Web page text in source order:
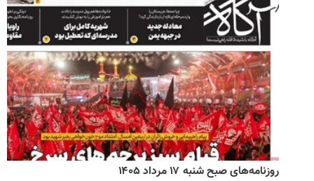
روزنامه‌های صبح شنبه ۱۷ مرداد ۱۴۰۵